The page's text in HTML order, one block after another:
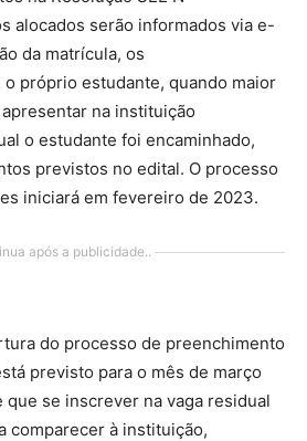
alocados serão informados via e-
da matrícula, os
próprio estudante, quando maior
na instituição
o estudante foi encaminhado,
previstos no edital. O processo
iniciará em fevereiro de 2023.
após a publicidade..
do processo de preenchimento
previsto para o mês de março
que se inscrever na vaga residual
comparecer à instituição,